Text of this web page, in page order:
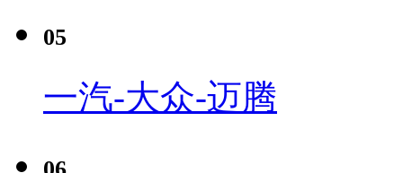
05
一汽-大众-迈腾